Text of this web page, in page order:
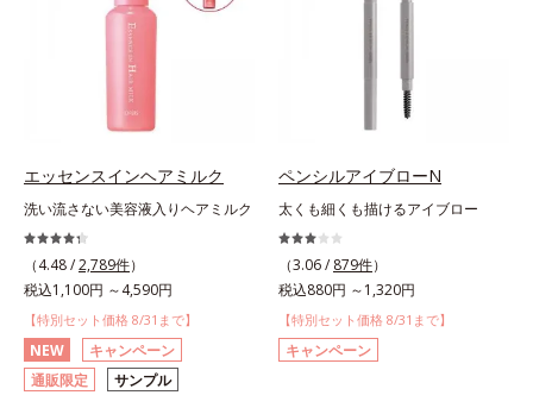
エッセンスインヘアミルク
洗い流さない美容液入りヘアミルク
（4.48 /2,789件）
税込1,100円 ～4,590円
【特別セット価格 8/31まで】
NEW
キャンペーン
通販限定
サンプル
ペンシルアイブローN
太くも細くも描けるアイブロー
（3.06 / 879件）
税込880円 ～1,320円
【特別セット価格 8/31まで】
キャンペーン